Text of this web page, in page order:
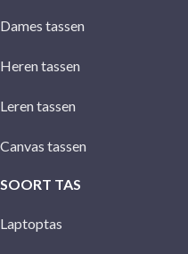
Dames tassen
Heren tassen
Leren tassen
Canvas tassen
SOORT TAS
Laptoptas